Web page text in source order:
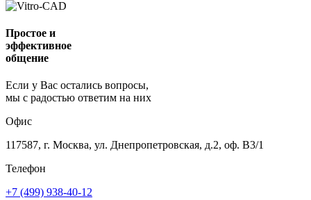
Простое и
эффективное
общение
Если у Вас остались вопросы,
мы с радостью ответим на них
Офис
117587, г. Москва, ул. Днепропетровская, д.2, оф. В3/1
Телефон
+7 (499) 938-40-12